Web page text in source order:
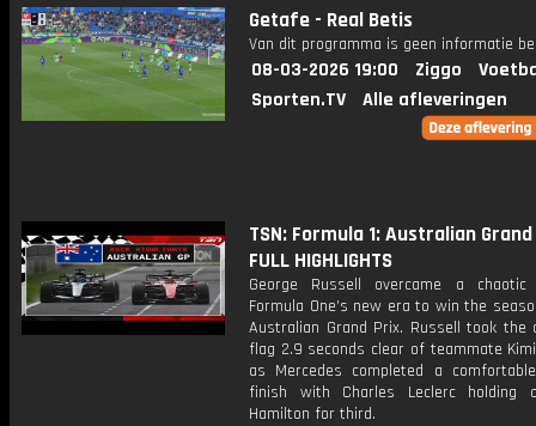
Getafe - Real Betis
Van dit programma is geen informatie
08-03-2026 19:00 Ziggo
Sporten.TV
Alle afleveringen
TSN: Formula 1: Australian
FULL HIGHLIGHTS
George Russell overcame a
Formula One’s new era to win the
Australian Grand Prix. Russell took the
flag 2.9 seconds clear of teammate
as Mercedes completed a
finish with Charles Leclerc holding
Hamilton for third.